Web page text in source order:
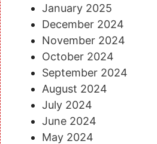
January 2025
December 2024
November 2024
October 2024
September 2024
August 2024
July 2024
June 2024
May 2024